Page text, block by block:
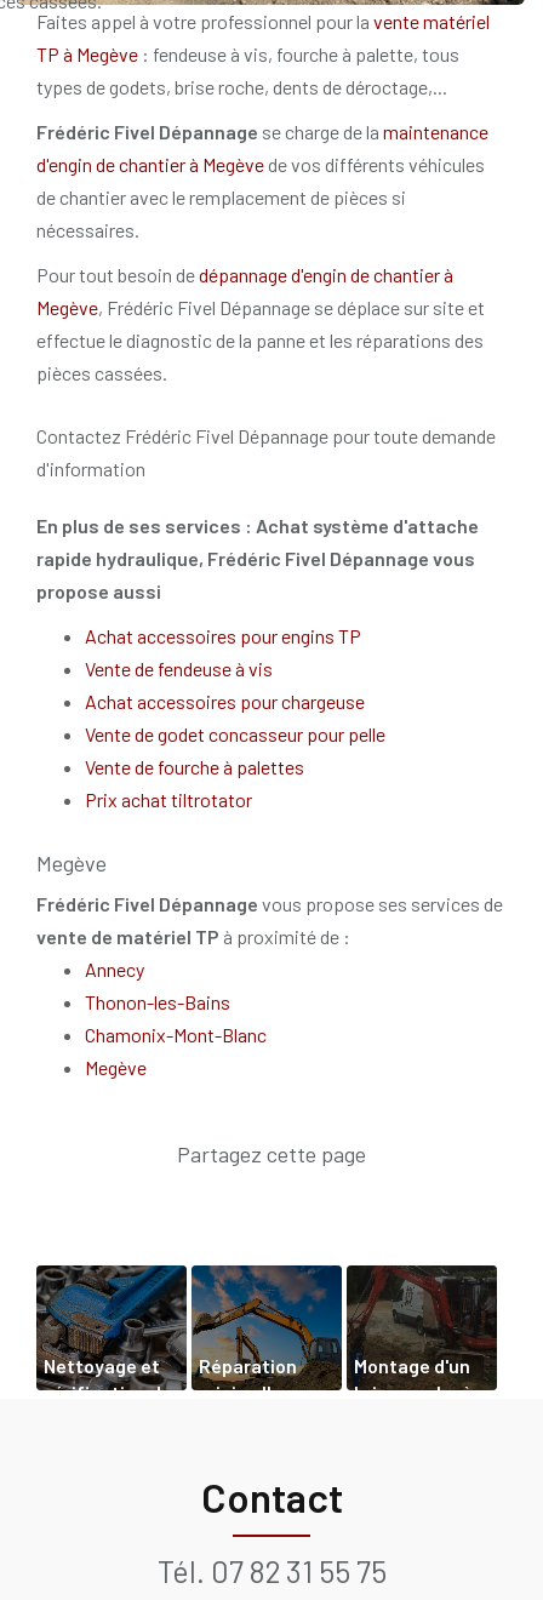
Faites appel à votre professionnel pour la vente matériel
TP à Megève : fendeuse à vis, fourche à palette, tous
types de godets, brise roche, dents de déroctage,...
Frédéric Fivel Dépannage se charge de la maintenance
d'engin de chantier à Megève de vos différents véhicules
de chantier avec le remplacement de pièces si
nécessaires.
Pour tout besoin dedépannage d'engin de chantier à
Megève, Frédéric Fivel Dépannage se déplace sur site et
effectue le diagnostic de la panne et les réparations des
pièces cassées.
Contactez Frédéric Fivel Dépannage pour toute demande
d'information
En plus de ses services : Achat système d'attache
rapide hydraulique, Frédéric Fivel Dépannage vous
propose aussi
Achat accessoires pour engins TP
Vente de fendeuse à vis
Achat accessoires pour chargeuse
Vente de godet concasseur pour pelle
Vente de fourche à palettes
Prix achat tiltrotator
Megève
Frédéric Fivel Dépannage vous propose ses services de
vente de matériel TP à proximité de :
Annecy
Thonon-les-Bains
Chamonix-Mont-Blanc
Megève
Nettoyage et
vérification de
Réparation
mini pelle
Montage d'un
brise-roche à
Contact
Tél. 07 82 31 55 75